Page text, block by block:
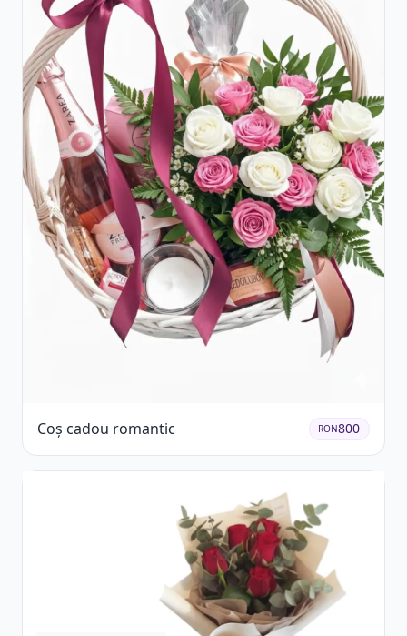
Coș cadou romantic RON800